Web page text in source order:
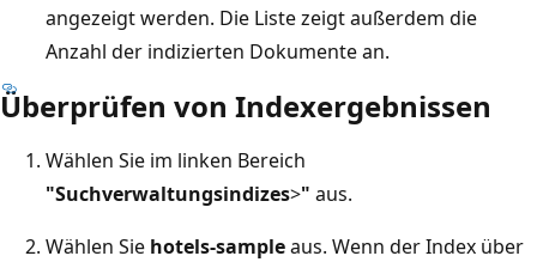
angezeigt werden. Die Liste zeigt außerdem die
Anzahl der indizierten Dokumente an.
Überprüfen von Indexergebnissen
Wählen Sie im linken Bereich
"Suchverwaltungsindizes>" aus.
Wählen Sie hotels-sampleaus. Wenn der Index über